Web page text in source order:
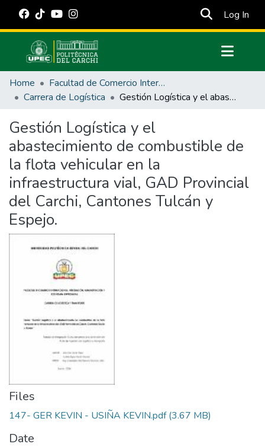
Log In
Communities & Collections
All of DSpace
Estadísticas Externas
Manuales
Home
Facultad de Comercio Internacional, Integración, Administración y Economía Empresarial
Carrera de Logística
Gestión Logística y el abastecimiento de combustible de la flota vehicular en la infraestructura vial, GAD Provincial del Carchi, Cantones Tulcán y Espejo.
Gestión Logística y el
abastecimiento de combustible de
la flota vehicular en la
infraestructura vial, GAD Provincial
del Carchi, Cantones Tulcán y
Espejo.
Files
147- GER KEVIN - USIÑA KEVIN.pdf(3.67 MB)
Date